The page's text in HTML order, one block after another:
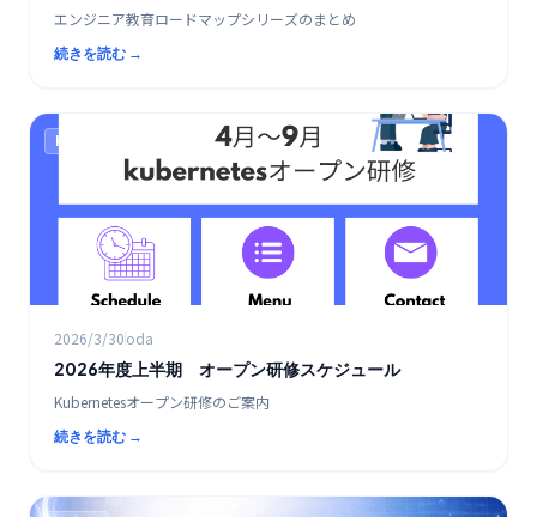
エンジニア教育ロードマップシリーズのまとめ
続きを読む →
K8s / コンテナ
2026/3/30oda
2026年度上半期 オープン研修スケジュール
Kubernetesオープン研修のご案内
続きを読む →